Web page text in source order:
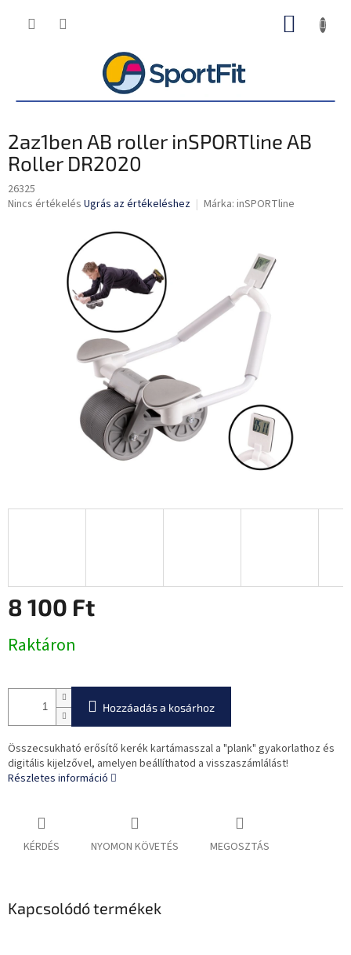
KOSÁR
2az1ben AB roller inSPORTline AB
Roller DR2020
26325
A
Nincs értékelés Ugrás az értékeléshez Márka: inSPORTline
8 100 Ft
Raktáron
Hozzáadás a kosárhoz
Összecsukható erősítő kerék kartámasszal a "plank" gyakorlathoz és
digitális kijelzővel, amelyen beállíthatod a visszaszámlálást!
Részletes információ
KÉRDÉS NYOMON KÖVETÉS MEGOSZTÁS
Kapcsolódó termékek